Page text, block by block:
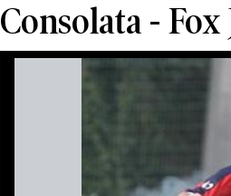
Consolata - Fox